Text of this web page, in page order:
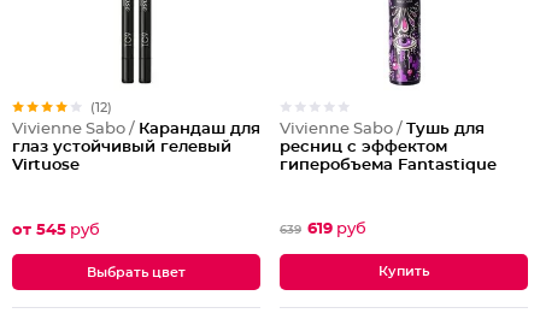
(12)
Vivienne Sabo / Карандаш для
глаз устойчивый гелевый
Virtuose
от 545 руб
Выбрать цвет
Vivienne Sabo / Тушь для
ресниц с эффектом
гиперобъема Fantastique
639 619 руб